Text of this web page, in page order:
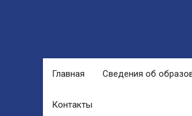
Главная Сведения об
Контакты